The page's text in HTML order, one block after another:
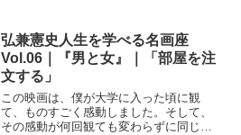
こ、甘えてばかりでごめんネ」なんて聞
くと、つい「...
弘兼憲史人生を学べる名画座
Vol.06｜『男と女』｜「部屋を注
文する」
この映画は、僕が大学に入った頃に観
て、ものすごく感動しました。そして、
その感動が何回観ても変わらずに同じよ